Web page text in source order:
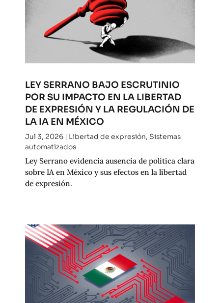
LEY SERRANO BAJO ESCRUTINIO
POR SU IMPACTO EN LA LIBERTAD
DE EXPRESIÓN Y LA REGULACIÓN DE
LA IA EN MÉXICO
Jul 3, 2026| Libertad de expresión, Sistemas
automatizados
Ley Serrano evidencia ausencia de política clara
sobre IA en México y sus efectos en la libertad
de expresión.